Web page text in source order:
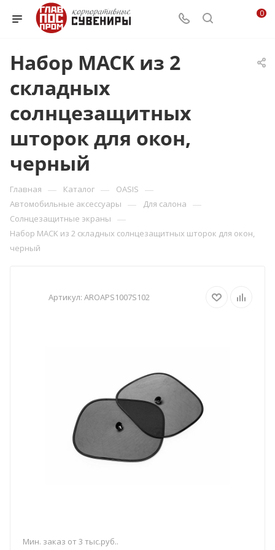
0
Набор MACK из 2
складных
солнцезащитных
шторок для окон,
черный
Главная — Каталог — OASIS —
Автомобильные аксессуары — Для салона —
Солнцезащитные экраны —
Набор MACK из 2 складных солнцезащитных шторок для окон,
черный
Артикул: AROAPS1007S102
Мин. заказ от 3 тыс.руб..